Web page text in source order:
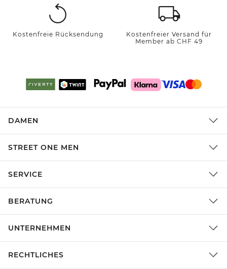
Kostenfreie Rücksendung
Kostenfreier Versand für
Member ab CHF 49
DAMEN
STREET ONE MEN
SERVICE
BERATUNG
UNTERNEHMEN
RECHTLICHES